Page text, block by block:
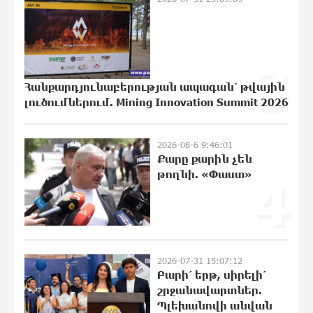
ՆԳՆ-ն՝ աղբակույտի տակ մնացած
քաղաքացու մահվան մասին
զորակցություն է հայտնում Ամենայն
Հայոց Կաթողիկոսին
20:43:42 6-08-2026
Ավտովթար՝ Կոտայքի մարզում.
Զովունի-Եղվարդ ճանապարհին
բախվել են «Alfa Romeo»-ն և «Opel»-ը.
կա վիրավոր
20:26:38 6-08-2026
Արժևորվում է Շիրակի երգիծական
3
Հանքարդյունաբերության ապագան՝ թվային
լուծումներում. Mining Innovation Summit 2026
2026-08-6 9:46:01
Քարը քարին չեն
թողնի. «Փաստ»
2026-07-31 15:07:12
Բարի՛ երթ, սիրելի՛
շրջանավարտներ.
Պլեխանովի անվան